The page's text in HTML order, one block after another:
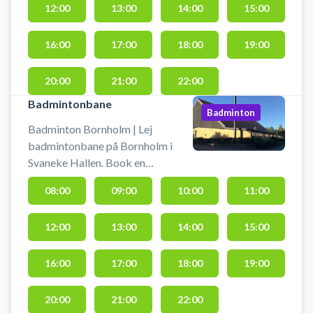
Medbring selv udstyr fx indendørs
booking af hele hallen i Svaneke
Hallen. Gratis parkering ved
Svaneke Hallen, så det er nemt at
komme til, hvis du lejer hele hallen
og er i bil på Bornholm.
12:00 13:00 14:00 15:00
16:00 17:00 18:00 19:00
20:00 21:00 22:00
Badmintonbane
Badminton Bornholm | Lej
badmintonbane på Bornholm i
Svaneke Hallen. Book en
badmintonbane og spil badminton
i Svaneke på Bornholm. Gratis
parkering ved Svaneke Hallen, så
det er nemt at komme til at spille
Bornholm. Medbring selv ketcher
og bolde ved booking af
badmintonbane i Svaneke Hallen.
Badminton
08:00 09:00 10:00 11:00
12:00 13:00 14:00 15:00
16:00 17:00 18:00 19:00
20:00 21:00 22:00